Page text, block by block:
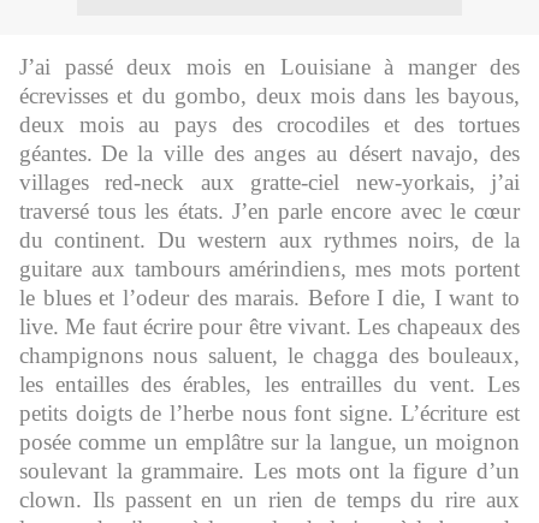
J’ai passé deux mois en Louisiane à manger des
écrevisses et du gombo, deux mois dans les bayous,
deux mois au pays des crocodiles et des tortues
géantes. De la ville des anges au désert navajo, des
villages red-neck aux gratte-ciel new-yorkais, j’ai
traversé tous les états. J’en parle encore avec le cœur
du continent. Du western aux rythmes noirs, de la
guitare aux tambours amérindiens, mes mots portent
le blues et l’odeur des marais. Before I die, I want to
live.Me faut écrire pour être vivant. Les chapeaux des
champignons nous saluent, le chagga des bouleaux,
les entailles des érables, les entrailles du vent. Les
petits doigts de l’herbe nous font signe. L’écriture est
posée comme un emplâtre sur la langue, un moignon
soulevant la grammaire. Les mots ont la figure d’un
clown. Ils passent en un rien de temps du rire aux